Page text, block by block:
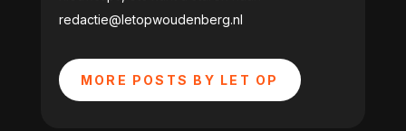
redactie@letopwoudenberg.nl
MORE POSTS BY LET OP